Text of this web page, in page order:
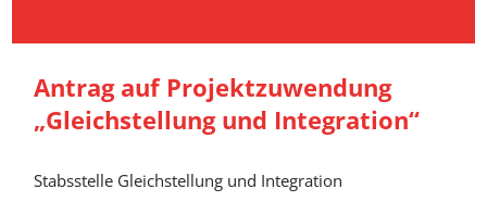
Antrag auf Projektzuwendung
„Gleichstellung und Integration“
Stabsstelle Gleichstellung und Integration